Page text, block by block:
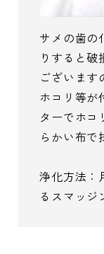
サメの歯の
りすると
ございます
ホコリ等が
ターでホコ
らかい布で
浄化方法：
るスマッジ